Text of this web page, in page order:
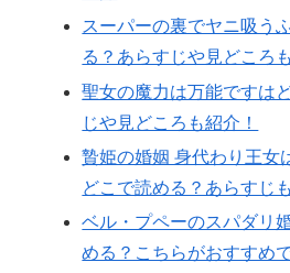
スーパーの裏でヤニ吸う
る？あらすじや見どころ
聖女の魔力は万能ですは
じや見どころも紹介！
贄姫の婚姻 身代わり王女
どこで読める？あらすじ
ベル・プペーのスパダリ
める？こちらがおすすめ